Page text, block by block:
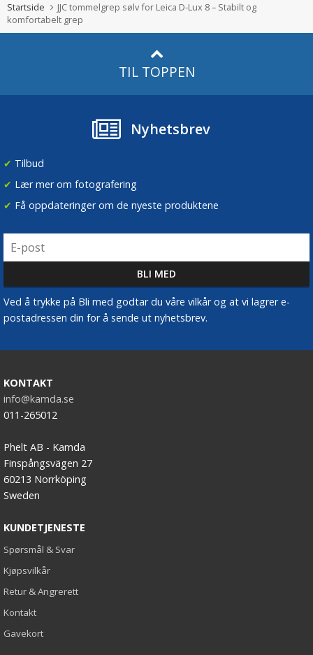
Startside
JJC tommelgrep sølv for Leica D-Lux 8 – Stabilt og
komfortabelt grep
TIL TOPPEN
Nyhetsbrev
✔ Tilbud
✔ Lær mer om fotografering
✔ Få oppdateringer om de nyeste produktene
Ved å trykke på Bli med godtar du våre vilkår og at vi lagrer e-
postadressen din for å sende ut nyhetsbrev.
KONTAKT
info@kamda.se
011-265012
Phelt AB - Kamda
Finspångsvägen 27
60213 Norrköping
Sweden
KUNDETJENESTE
Spørsmål & Svar
Kjøpsvilkår
Retur & Angrerett
Kontakt
Gavekort